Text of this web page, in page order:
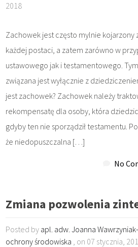
2018
Zachowek jest często mylnie kojarzony
każdej postaci, a zatem zarówno w
ustawowego jak i testamentowego.
związana jest wyłącznie z
jest zachowek? Zachowek należy
rekompensatę dla osoby, która
gdyby ten nie sporządził testamentu.
że niedopuszczalna […]
No
Zmiana pozwolenia
Posted by apl. adw. Joanna
ochrony środowiska , on 07 stycznia,